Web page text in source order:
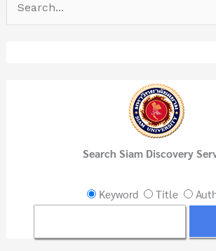
e
Search Siam Discovery
Keyword Title